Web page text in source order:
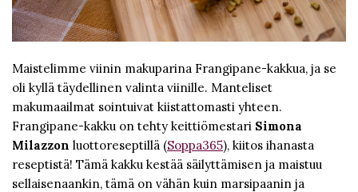
Maistelimme viinin makuparina Frangipane-kakkua, ja se
oli kyllä täydellinen valinta viinille. Manteliset
makumaailmat sointuivat kiistattomasti yhteen.
Frangipane-kakku on tehty keittiömestari Simona
Milazzon luottoreseptillä (Soppa365), kiitos ihanasta
reseptistä! Tämä kakku kestää säilyttämisen ja maistuu
sellaisenaankin, tämä on vähän kuin marsipaanin ja